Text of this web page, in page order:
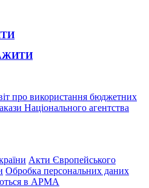
про використання бюджетних
Національного агентства
Акти Європейського
Обробка персональних даних
в АРМА